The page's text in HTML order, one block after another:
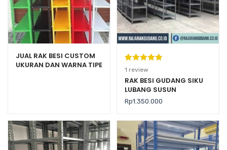
JUAL RAK BESI CUSTOM
UKURAN DAN WARNA TIPE
Peringkat
5.00dari 5
berdasarka
n
1
penilaian
1 review
RAK BESI GUDANG SIKU
LUBANG SUSUN
SERBAGUNA TIPE JN-20
Rp1.350.000